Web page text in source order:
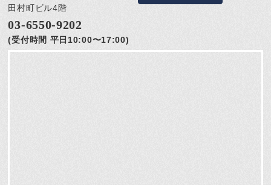
田村町ビル4階
03-6550-9202
(受付時間 平日10:00〜17:00)